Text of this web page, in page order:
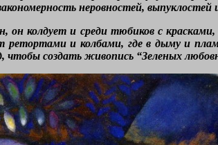
неровностей,
он колдует и среди тюбиков с
и колбами, где в дыму и
чтобы создать живопись “Зеленых